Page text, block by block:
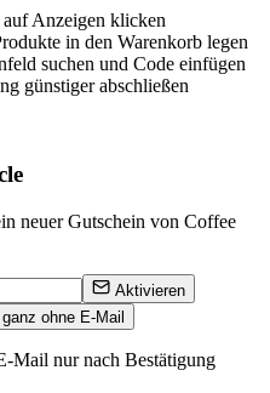
Anzeigen klicken
in den Warenkorb legen
suchen und Code einfügen
günstiger abschließen
neuer Gutschein von Coffee
Aktivieren
ohne E-Mail
Mail nur nach Bestätigung